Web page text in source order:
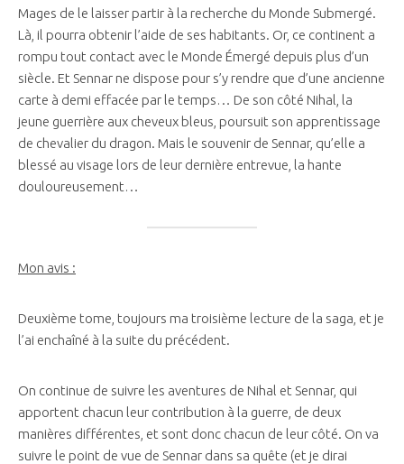
Mages de le laisser partir à la recherche du Monde Submergé.
Là, il pourra obtenir l’aide de ses habitants. Or, ce continent a
rompu tout contact avec le Monde Émergé depuis plus d’un
siècle. Et Sennar ne dispose pour s’y rendre que d’une ancienne
carte à demi effacée par le temps… De son côté Nihal, la
jeune guerrière aux cheveux bleus, poursuit son apprentissage
de chevalier du dragon. Mais le souvenir de Sennar, qu’elle a
blessé au visage lors de leur dernière entrevue, la hante
douloureusement…
Mon avis :
Deuxième tome, toujours ma troisième lecture de la saga, et je
l’ai enchaîné à la suite du précédent.
On continue de suivre les aventures de Nihal et Sennar, qui
apportent chacun leur contribution à la guerre, de deux
manières différentes, et sont donc chacun de leur côté. On va
suivre le point de vue de Sennar dans sa quête (et je dirai